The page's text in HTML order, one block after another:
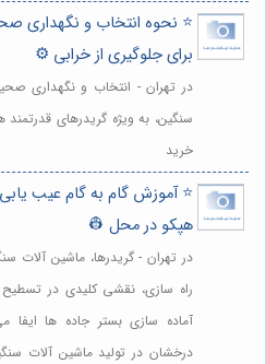
⭐️ نحوه انتخاب و نگهداری
برای جلوگیری از خرابی ⚙️
در تهران - انتخاب و نگهداری
سنگین، به ویژه گریدرهای
خرید
⭐️ آموزش گام به گام عیب
هپکو در محل 👷
در تهران - گریدرها، ماشین
راه سازی، نقشی کلیدی در
آماده سازی بستر جاده ها ایفا
درخشان در تولید ماشین آلات